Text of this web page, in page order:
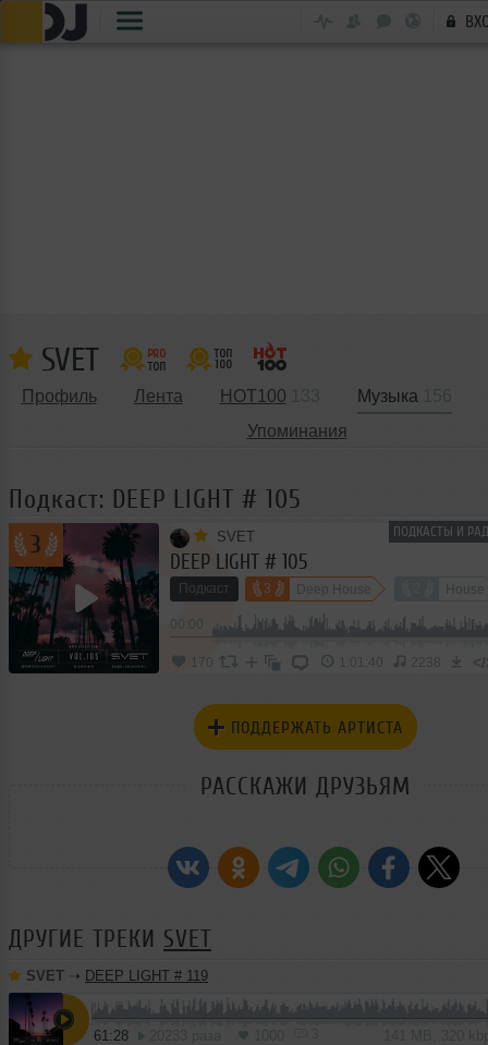
SVET
Профиль Лента HOT100 Музыка
Упоминания
Подкаст: DEEP LIGHT # 105
ПОДКАСТЫ И
3 SVET
DEEP LIGHT # 105
Подкаст 3 Deep House House
170 2238
ПОДДЕРЖАТЬ АРТИСТА
РАССКАЖИ ДРУЗЬЯМ
ДРУГИЕ ТРЕКИ SVET
SVET ➝ DEEP LIGHT # 119
61:28